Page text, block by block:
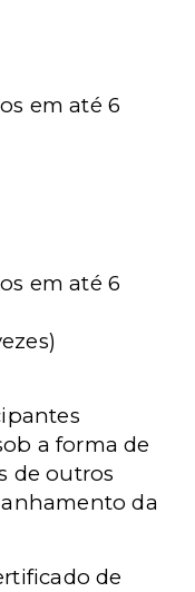
em até 6
em até 6
a forma de
de outros
da
de